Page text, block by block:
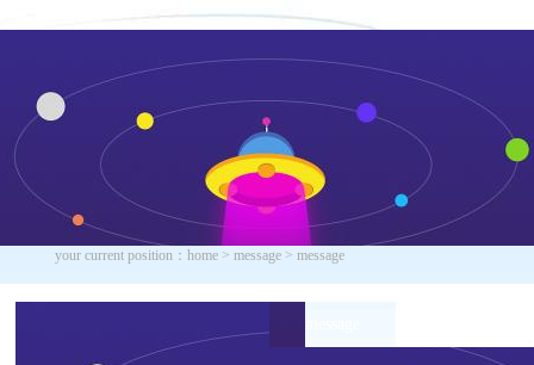
your current position： home > message > message